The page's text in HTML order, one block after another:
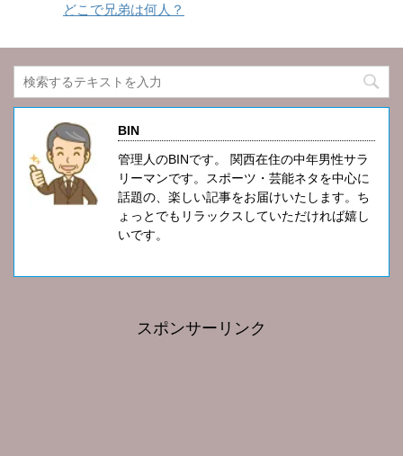
どこで兄弟は何人？
BIN
管理人のBINです。 関西在住の中年男性サラ
リーマンです。スポーツ・芸能ネタを中心に
話題の、楽しい記事をお届けいたします。ち
ょっとでもリラックスしていただければ嬉し
いです。
スポンサーリンク